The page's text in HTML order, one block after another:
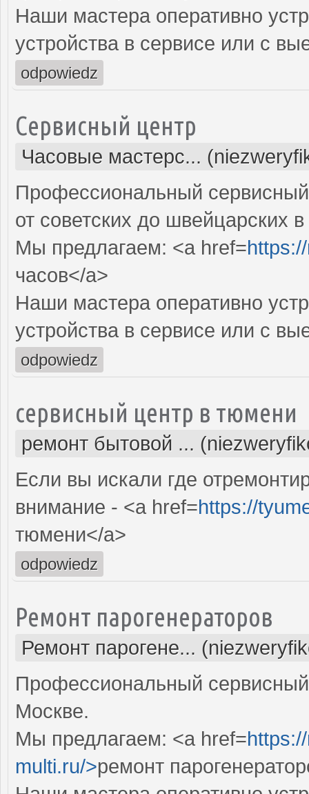
Наши мастера оперативно
устройства в сервисе или с
odpowiedz
Сервисный центр
Часовые мастерс...
Профессиональный
от советских до швейцарских
Мы предлагаем: <a href=
часов</a>
Наши мастера оперативно
устройства в сервисе или с
odpowiedz
сервисный центр в тюмени
ремонт бытовой ...
Если вы искали где
внимание - <a href=https://
тюмени</a>
odpowiedz
Ремонт парогенераторов
Ремонт парогене...
Профессиональный
Москве.
Мы предлагаем: <a href=
multi.ru/>ремонт